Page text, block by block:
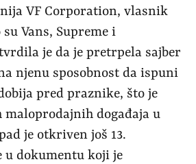
VF Corporation, vlasnik
Vans, Supreme i
je da je pretrpela sajber
njenu sposobnost da ispuni
pred praznike, što je
maloprodajnih događaja u
je otkriven još 13.
u dokumentu koji je